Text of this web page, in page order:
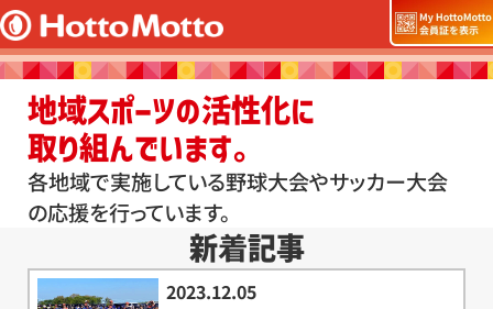
地域スポーツの活性化に
取り組んでいます。
各地域で実施している野球大会やサッカー大会
の応援を行っています。
新着記事
2023.12.05